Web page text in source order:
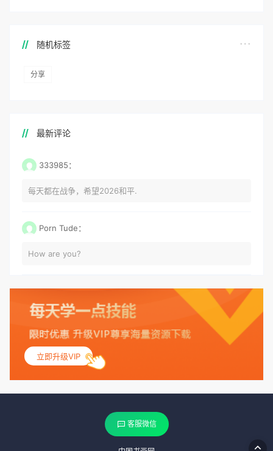
随机标签
分享
最新评论
333985：
每天都在战争，希望2026和平.
Porn Tude：
How are you?
立即升级VIP
客服微信